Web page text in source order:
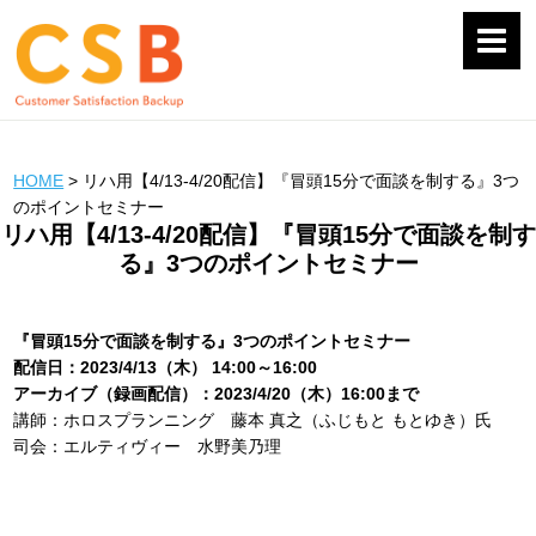
HOME > リハ用【4/13‐4/20配信】『冒頭15分で面談を制する』3つ
のポイントセミナー
リハ用【4/13‐4/20配信】『冒頭15分で面談を制す
る』3つのポイントセミナー
『冒頭15分で面談を制する』3つのポイントセミナー
配信日：2023/4/13（木） 14:00～16:00
アーカイブ（録画配信）：2023/4/20（木）16:00まで
講師：ホロスプランニング 藤本 真之（ふじもと もとゆき）氏
司会：エルティヴィー 水野美乃理